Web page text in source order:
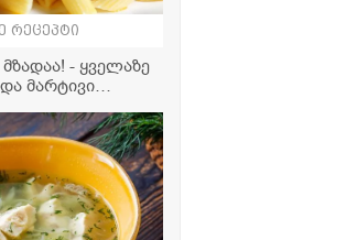
რეცეპტი
- ყველაზე
მარტივი